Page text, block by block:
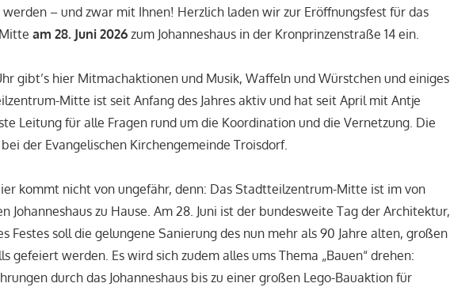
– und zwar mit Ihnen! Herzlich laden wir zur Eröffnungsfest für das
am 28. Juni 2026 zum Johanneshaus in der Kronprinzenstraße 14 ein.
gibt’s hier Mitmachaktionen und Musik, Waffeln und Würstchen und einiges
Mitte ist seit Anfang des Jahres aktiv und hat seit April mit Antje
Leitung für alle Fragen rund um die Koordination und die Vernetzung. Die
der Evangelischen Kirchengemeinde Troisdorf.
kommt nicht von ungefähr, denn: Das Stadtteilzentrum-Mitte ist im von
Johanneshaus zu Hause. Am 28. Juni ist der bundesweite Tag der Architektur,
Festes soll die gelungene Sanierung des nun mehr als 90 Jahre alten, großen
gefeiert werden. Es wird sich zudem alles ums Thema „Bauen“ drehen:
durch das Johanneshaus bis zu einer großen Lego-Bauaktion für